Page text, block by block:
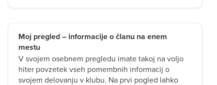
Moj pregled – informacije o članu na enem
mestu
V svojem osebnem pregledu imate takoj na voljo
hiter povzetek vseh pomembnih informacij o
svojem delovanju v klubu. Na prvi pogled lahko